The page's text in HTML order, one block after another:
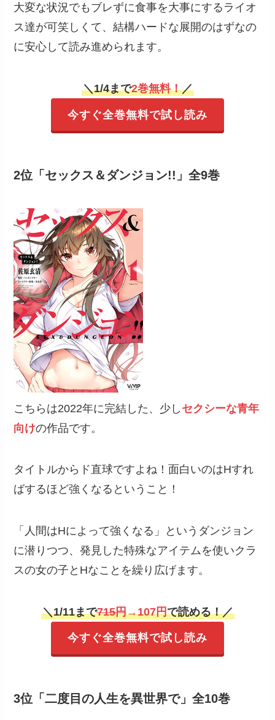
大変な状況でもブレずに食事を大事にするライオ
ス達が可笑しくて、結構ハードな展開のはずなの
に安心して読み進められます。
＼1/4まで2巻無料！／
今すぐ全巻無料で試し読み
2位「セックス＆ダンジョン!!」全9巻
こちらは2022年に完結した、少し セクシーな青年
向けの作品です。
タイトルからド直球ですよね！面白いのはHすれ
ばするほど強くなるということ！
「人間はHによって強くなる」というダンジョン
に潜りつつ、発見した特殊なアイテムを使いクラ
スの女の子とHなことを繰り広げます。
＼1/11まで715円→107円で読める！／
今すぐ全巻無料で試し読み
3位「二度目の人生を異世界で」全10巻